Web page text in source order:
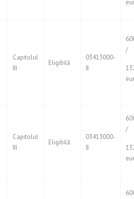
Capitolul
III
Eligibilă
03413000-
8
/
Capitolul
III
Eligibilă
03413000-
8
/